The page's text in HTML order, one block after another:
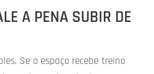
A PENA SUBIR DE
Se o espaço recebe treino